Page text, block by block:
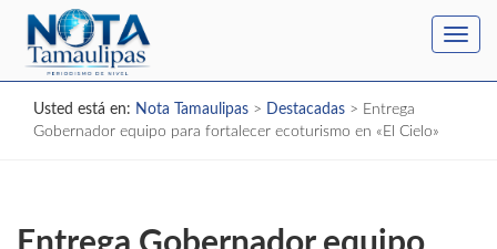
Usted está en: Nota Tamaulipas > Destacadas > Entrega
Gobernador equipo para fortalecer ecoturismo en «El Cielo»